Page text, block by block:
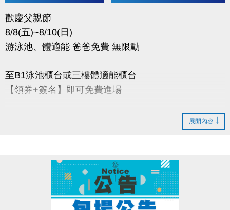
歡慶父親節
8/8(五)~8/10(日)
游泳池、體適能 爸爸免費 無限動
至B1泳池櫃台或三樓體適能櫃台
【領券+簽名】即可免費進場
※泳池容留人數250人，體適能容留人數80人，達人數
※體適能每人每次進場限時1小時，超過使用時間請出
場後重新排隊，如逾期未出場重排，將依場館規定補
展開內容